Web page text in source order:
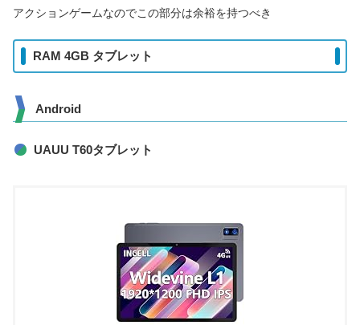
アクションゲームなのでこの部分は余裕を持つべき
RAM 4GB タブレット
Android
UAUU T60タブレット